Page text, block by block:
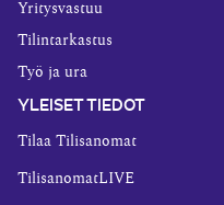
Yritysvastuu
Tilintarkastus
Työ ja ura
YLEISET TIEDOT
Tilaa Tilisanomat
TilisanomatLIVE